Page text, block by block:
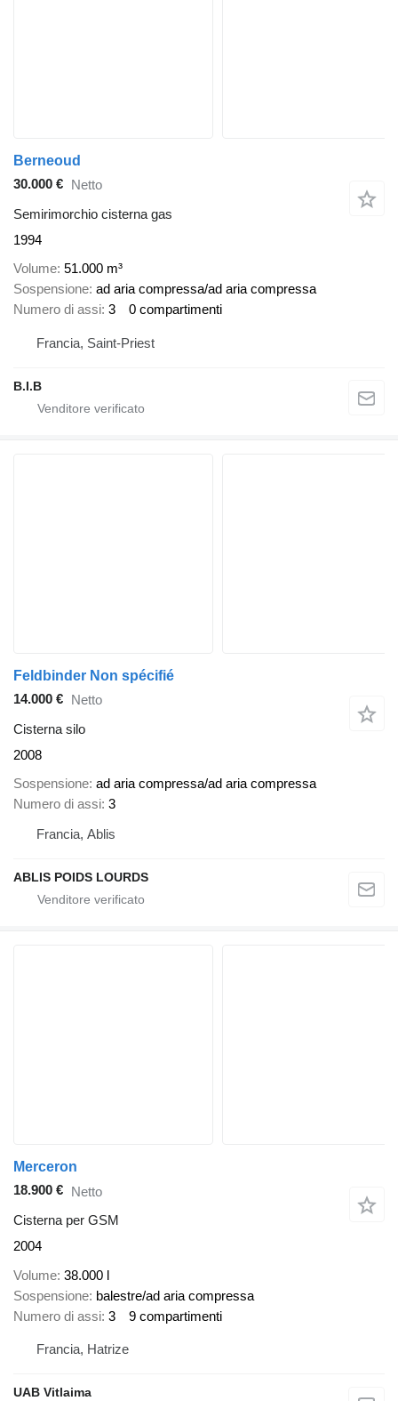
Berneoud
30.000 € Netto
Semirimorchio cisterna gas
1994
Volume 51.000 m³
Sospensione ad aria compressa/ad aria compressa
Numero di assi 3 0 compartimenti
Francia, Saint-Priest
B.I.B
Feldbinder Non spécifié
14.000 € Netto
Cisterna silo
2008
Sospensione ad aria compressa/ad aria compressa
Numero di assi 3
Francia, Ablis
ABLIS POIDS LOURDS
Merceron
18.900 € Netto
Cisterna per GSM
2004
Volume 38.000 l
Sospensione balestre/ad aria compressa
Numero di assi 3 9 compartimenti
Francia, Hatrize
UAB Vitlaima